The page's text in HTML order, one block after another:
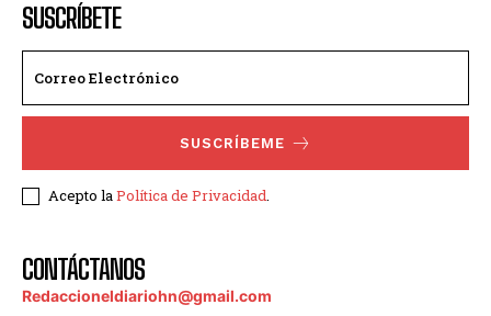
SUSCRÍBETE
SUSCRÍBEME
Acepto laPolítica de Privacidad.
CONTÁCTANOS
Redaccioneldiariohn@gmail.com